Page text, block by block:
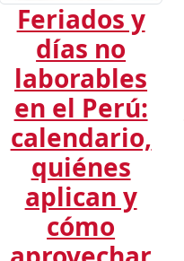
Feriados y
días no
laborables
en el Perú:
calendario,
quiénes
aplican y
cómo